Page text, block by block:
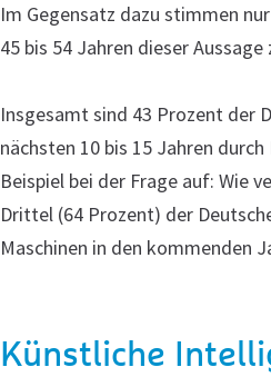
Im Gegensatz dazu stimmen
45 bis 54 Jahren dieser Aussage
Insgesamt sind 43 Prozent der
nächsten 10 bis 15 Jahren
Beispiel bei der Frage auf: Wie
Drittel (64 Prozent) der
Maschinen in den kommenden
Künstliche